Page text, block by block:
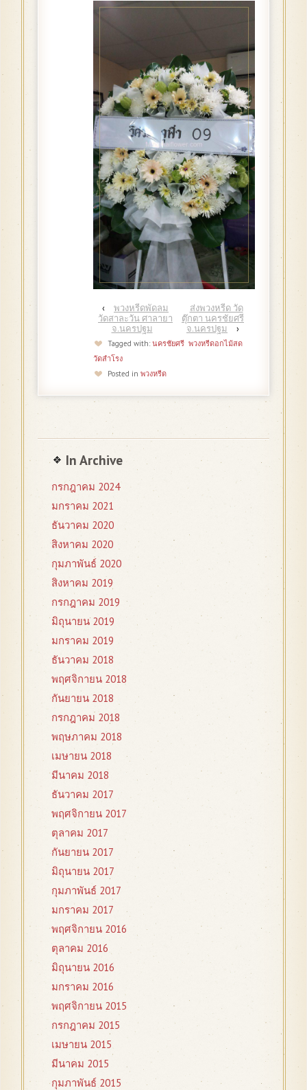
‹
พวงหรีดพัดลม
วัดสาละวัน ศาลายา
จ.นครปฐม
ส่งพวงหรีด วัด
ตุ๊กตา นครชัยศรี
จ.นครปฐม
›
Tagged with: นครชัยศรี พวงหรีดอกไม้สด
วัดสำโรง
Posted in พวงหรีด
In Archive
กรกฎาคม 2024
มกราคม 2021
ธันวาคม 2020
สิงหาคม 2020
กุมภาพันธ์ 2020
สิงหาคม 2019
กรกฎาคม 2019
มิถุนายน 2019
มกราคม 2019
ธันวาคม 2018
พฤศจิกายน 2018
กันยายน 2018
กรกฎาคม 2018
พฤษภาคม 2018
เมษายน 2018
มีนาคม 2018
ธันวาคม 2017
พฤศจิกายน 2017
ตุลาคม 2017
กันยายน 2017
มิถุนายน 2017
กุมภาพันธ์ 2017
มกราคม 2017
พฤศจิกายน 2016
ตุลาคม 2016
มิถุนายน 2016
มกราคม 2016
พฤศจิกายน 2015
กรกฎาคม 2015
เมษายน 2015
มีนาคม 2015
กุมภาพันธ์ 2015